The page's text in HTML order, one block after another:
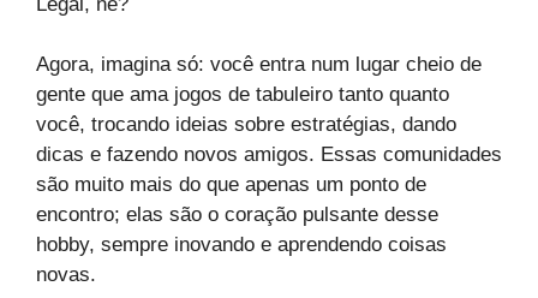
Agora, imagina só: você entra num lugar cheio de
gente que ama jogos de tabuleiro tanto quanto
você, trocando ideias sobre estratégias, dando
dicas e fazendo novos amigos. Essas comunidades
são muito mais do que apenas um ponto de
encontro; elas são o coração pulsante desse
hobby, sempre inovando e aprendendo coisas
novas.